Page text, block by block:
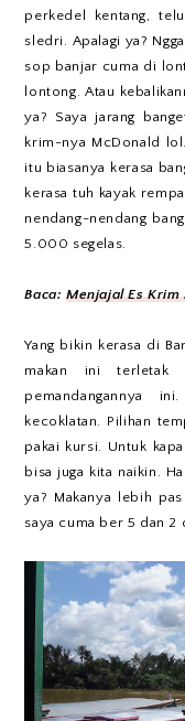
perkedel kentang,
sledri. Apalagi ya?
sop banjar cuma di
lontong. Atau
ya? Saya jarang
krim-nya McDonald
itu biasanya kerasa
kerasa tuh kayak
nendang-nendang
5.000 segelas.
Baca:Menjajal Es Krim
Yang bikin kerasa di
makan ini terletak
pemandangannya
kecoklatan. Pilihan
pakai kursi. Untuk
bisa juga kita naikin.
ya? Makanya lebih
saya cuma ber 5 dan 2